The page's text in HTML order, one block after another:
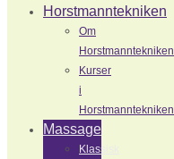
Horstmanntekniken
Om
Horstmanntekniken
Kurser
i
Horstmanntekniken
Massage
Klassisk